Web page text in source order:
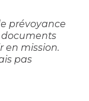
prévoyance
en mission.
pas